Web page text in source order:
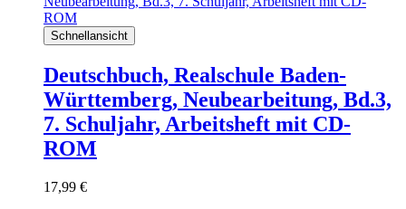
Schnellansicht
Deutschbuch, Realschule Baden-
Württemberg, Neubearbeitung, Bd.3,
7. Schuljahr, Arbeitsheft mit CD-
ROM
17,99 €